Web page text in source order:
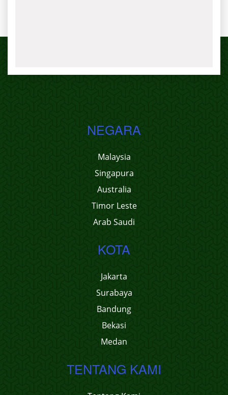
NEGARA
Malaysia
Singapura
Australia
Timor Leste
Arab Saudi
KOTA
Jakarta
Surabaya
Bandung
Bekasi
Medan
TENTANG KAMI